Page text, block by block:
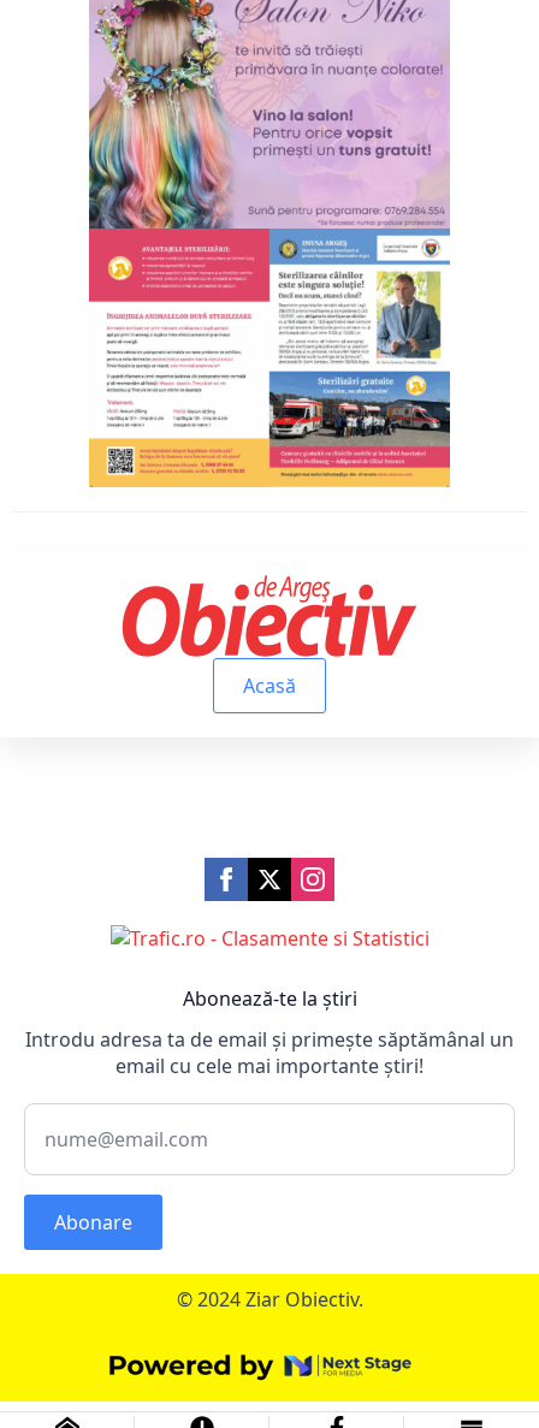
Acasă
Abonează-te la știri
Introdu adresa ta de email și primește săptămânal un
email cu cele mai importante știri!
Abonare
© 2024 Ziar Obiectiv.